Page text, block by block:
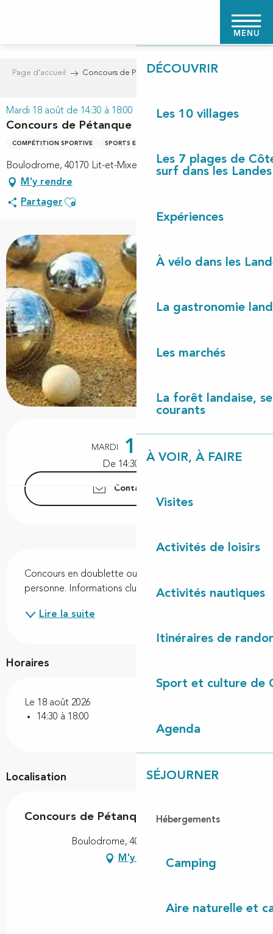
MENU
PAGE D'ACCUEIL
DÉCOUVRIR
Les 10 villages
Les 7 plages de
surf dans les Landes
Expériences
À vélo dans les
La gastronomie
Les marchés
La forêt landaise,
courants
À VOIR, À FAIRE
Visites
Activités de loisirs
Activités nautiques
Itinéraires de
Sport et culture de
Agenda
SÉJOURNER
Hébergements
Camping
Aire naturelle et
Page d’accueil Concours de Pétanque
Mardi 18 août de 14:30 à 18:00
Concours de Pétanque
COMPÉTITION SPORTIVE SPORTS ET LOISIRS
Boulodrome, 40170 Lit-et-Mixe
M'y rendre
Partager Ajouter aux favoris
MARDI 18
De 14:30 à 18:00
Contactez-nous
Concours en doublette ouvert à tous. Tarif : 4€ par
personne. Informations clubboulistelitois@gmail.com
Lire la suite
Horaires
Le 18 août 2026
14:30 à 18:00
Localisation
Concours de Pétanque
Boulodrome, 40170 Lit-et-Mixe
M'y rendre